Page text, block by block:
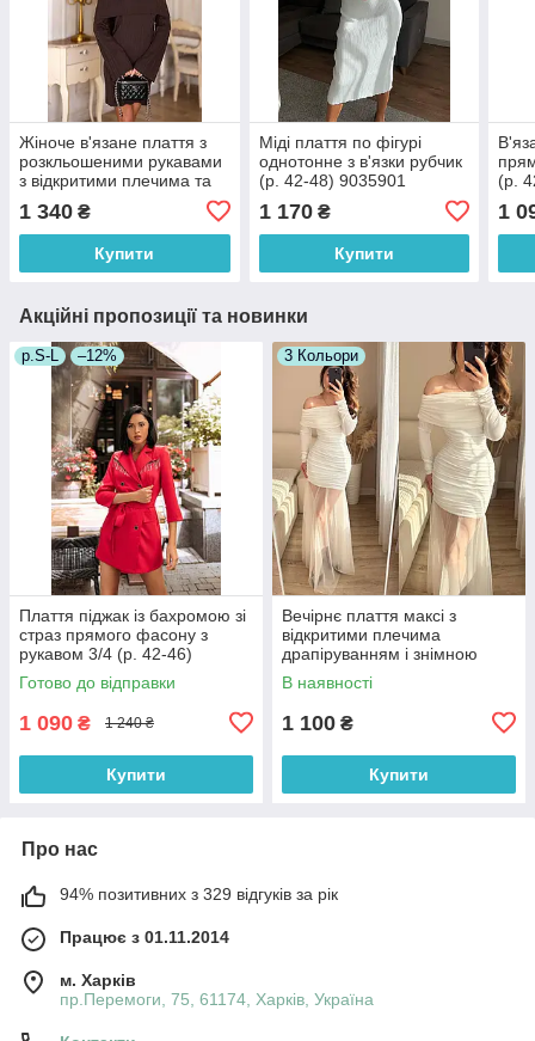
Жіноче в'язане плаття з
розкльошеними рукавами
з відкритими плечима та
4036203
1 340 ₴
Купити
Міді плаття по фігурі
однотонне з в'язки рубчик
(р. 42-48) 9035901
1 170₴
Купити
(р.
1
Акційні пропозиції та новинки
р.S-L –12%
Плаття піджак із бахромою зі
страз прямого фасону з
рукавом 3/4 (р. 42-46)
66032050Qr
Готово до відправки
1 090 ₴ 1 240 ₴
Купити
3 Кольори
Вечірнє плаття максі з
відкритими плечима
драпіруванням і знімною
фатиновою спідницею (р. 42-
46) 33036307
В наявності
1 100 ₴
Купити
Про нас
94% позитивних з 329 відгуків за рік
Працює з 01.11.2014
м. Харків
пр.Перемоги, 75, 61174, Харків, Україна